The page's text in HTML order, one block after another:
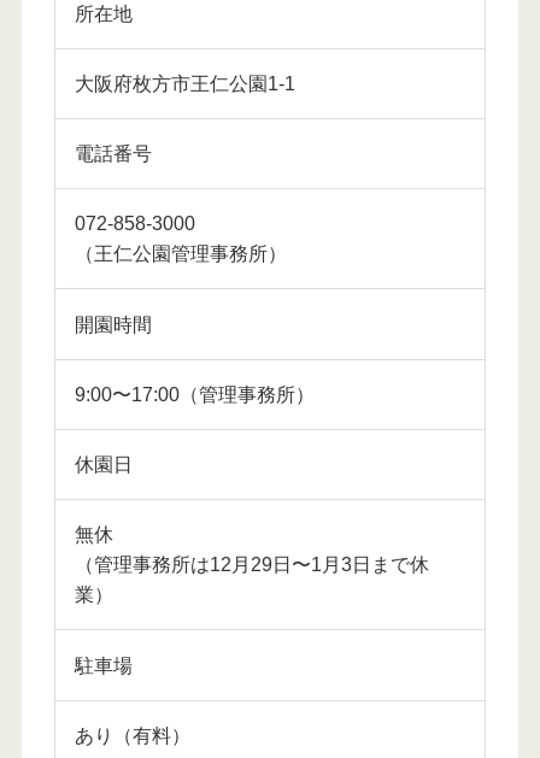
所在地
大阪府枚方市王仁公園1-1
電話番号
072-858-3000
（王仁公園管理事務所）
開園時間
9:00〜17:00（管理事務所）
休園日
無休
（管理事務所は12月29日〜1月3日まで休
業）
駐車場
あり（有料）